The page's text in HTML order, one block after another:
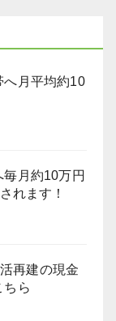
へ月平均約10
毎月約10万円
れます！
再建の現金
ちら